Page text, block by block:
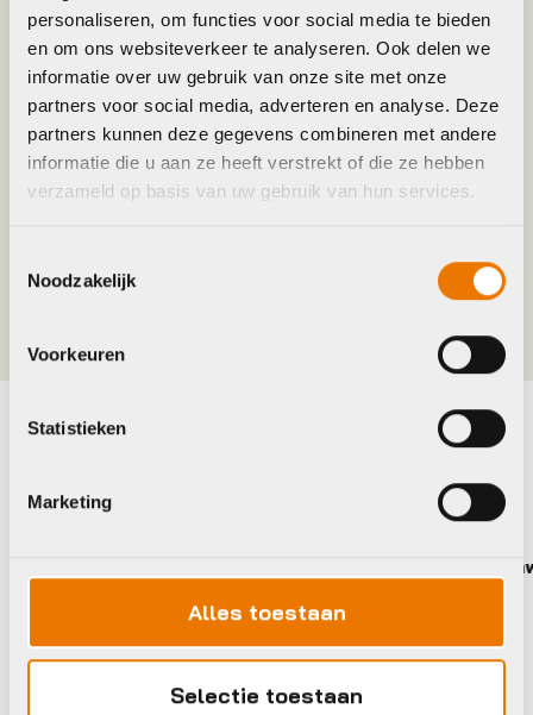
personaliseren, om functies voor social media te bieden
en om ons websiteverkeer te analyseren. Ook delen we
informatie over uw gebruik van onze site met onze
partners voor social media, adverteren en analyse. Deze
partners kunnen deze gegevens combineren met andere
informatie die u aan ze heeft verstrekt of die ze hebben
verzameld op basis van uw gebruik van hun services.
Noodzakelijk
Voorkeuren
Statistieken
Marketing
Alles toestaan
Selectie toestaan
Merk
Jaar 2016
Kleur Zwart
Bekijk alle accessoires